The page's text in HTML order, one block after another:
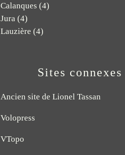
Calanques (4)
Jura (4)
Lauzière (4)
Sites connexes
Ancien site de Lionel Tassan
Volopress
VTopo